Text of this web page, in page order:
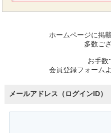
ホームページに掲
多数ご
お手数
会員登録フォーム
メールアドレス（ログインID）